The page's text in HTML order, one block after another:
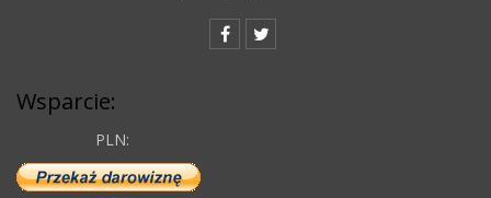
Wsparcie:
PLN: